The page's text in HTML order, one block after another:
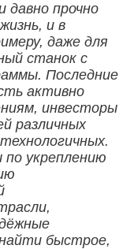
давно прочно
и в
даже для
станок с
Последние
активно
инвесторы
различных
укреплению
быстрое,